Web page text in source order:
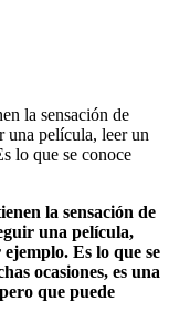
la sensación de
una película, leer un
lo que se conoce
la sensación de
una película,
Es lo que se
ocasiones, es una
que puede